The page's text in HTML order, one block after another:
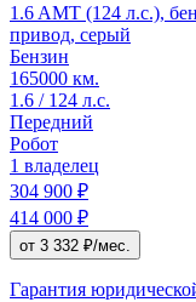
1.6 AMT (124 л.с.),
привод, серый
Бензин
165000 км.
1.6 / 124 л.с.
Передний
Робот
1 владелец
304 900 ₽
414 000 ₽
от 3 332 ₽/мес.
Гарантия